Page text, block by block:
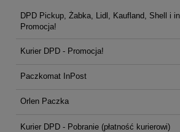
DPD Pickup, Żabka, Lidl, Kaufland, Shell i
Promocja!
Kurier DPD - Promocja!
Paczkomat InPost
Orlen Paczka
Kurier DPD - Pobranie (płatność kurierowi)